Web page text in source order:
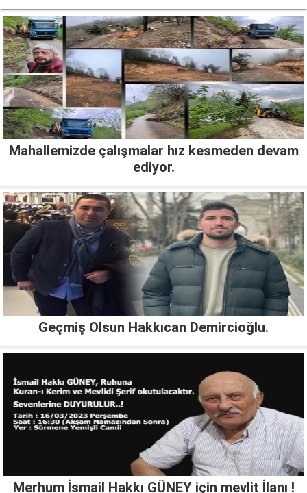
Mahallemizde çalışmalar hız kesmeden devam
ediyor.
Geçmiş Olsun Hakkıcan Demircioğlu.
Merhum İsmail Hakkı GÜNEY için mevlit İlanı !